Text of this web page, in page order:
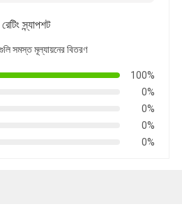
রেটিং স্ন্যাপশট
সমস্ত মূল্যায়নের বিতরণ
100%
0%
0%
0%
0%